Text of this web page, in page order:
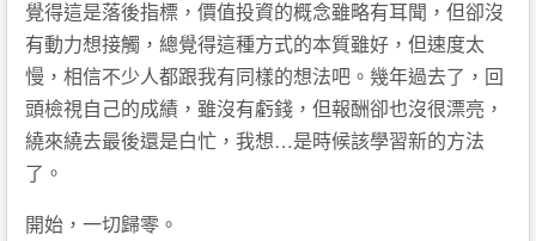
覺得這是落後指標，價值投資的概念雖略有耳聞，但卻沒
有動力想接觸，總覺得這種方式的本質雖好，但速度太
慢，相信不少人都跟我有同樣的想法吧。幾年過去了，回
頭檢視自己的成績，雖沒有虧錢，但報酬卻也沒很漂亮，
繞來繞去最後還是白忙，我想…是時候該學習新的方法
了。
開始，一切歸零。